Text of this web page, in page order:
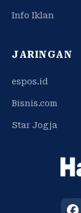
Info Iklan
JARINGAN
espos.id
Bisnis.com
Star Jogja